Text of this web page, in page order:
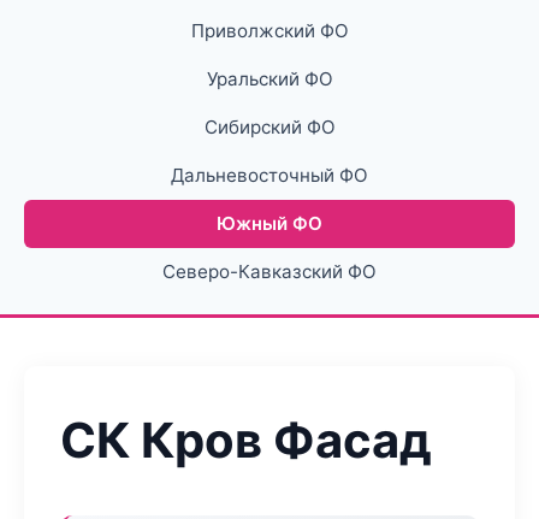
Приволжский ФО
Уральский ФО
Сибирский ФО
Дальневосточный ФО
Южный ФО
Северо-Кавказский ФО
СК Кров Фасад